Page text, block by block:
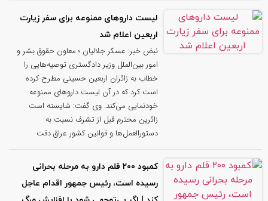
لیست داروهای ممنوعه برای سفر زیارت
اربعین اعلام شد
نبض خبر: عسکر جلالیان ؛ معاون حقوق بشر و
امور بین‌الملل وزیر دادگستری توصیه‌هایی را
خطاب به زائران اربعین حسینی مطرح کرده
است کرد که در آن لیست داروهای ممنوعه
خودنمایی می‌کند. وی گفت: شایسته است
زائرین محترم قبل از تشرف نسبت به
دستورالعمل‌ها و قوانین کشور عراق دقت
کمبود ۲۰۰ قلم دارو به مرحله بحرانی
رسیده است، رئیس جمهور اقدام عاجل